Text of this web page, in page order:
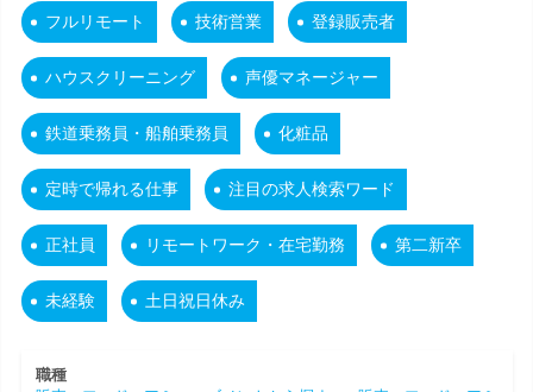
フルリモート 技術営業 登録販売者
ハウスクリーニング 声優マネージャー
鉄道乗務員・船舶乗務員 化粧品
定時で帰れる仕事 注目の求人検索ワード
正社員 リモートワーク・在宅勤務 第二新卒
未経験 土日祝日休み
職種